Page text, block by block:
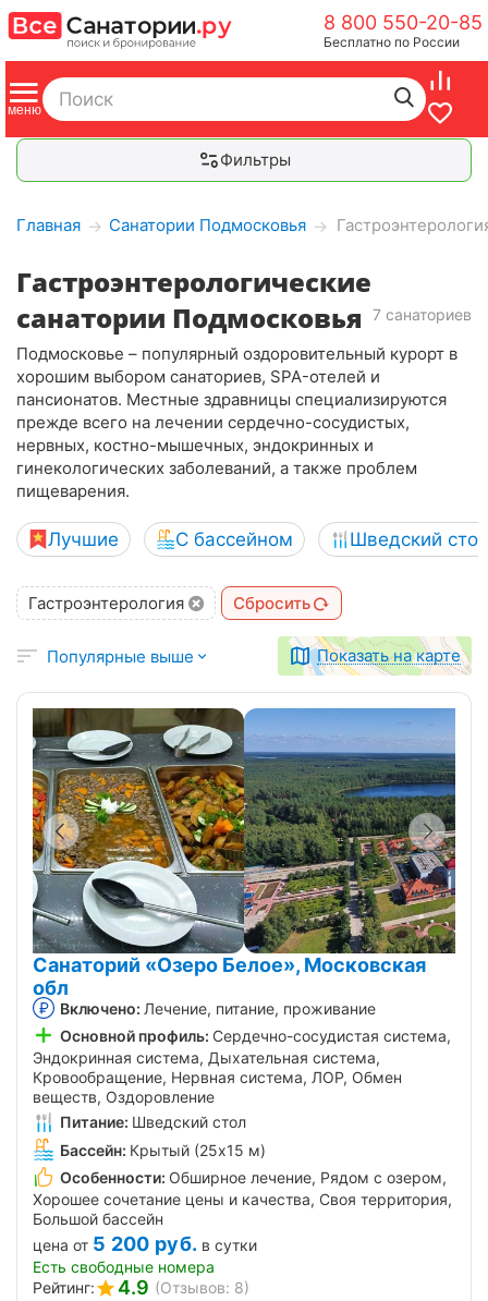
8 800 550-20-85
Бесплатно по России
Фильтры
Главная → Санатории Подмосковья →
Гастроэнтерологические
санатории Подмосковья
7 санаториев
Подмосковье – популярный оздоровительный курорт в
хорошим выбором санаториев, SPA-отелей и
пансионатов. Местные здравницы специализируются
прежде всего на лечении сердечно-сосудистых,
нервных, костно-мышечных, эндокринных и
гинекологических заболеваний, а также проблем
пищеварения.
Лучшие С бассейном Шведский стол
Гастроэнтерология Сбросить
Популярные выше Показать на карте
Санаторий «Озеро Белое», Московская
обл
Включено: Лечение, питание, проживание
Основной профиль: Сердечно-сосудистая система,
Эндокринная система, Дыхательная система,
Кровообращение, Нервная система, ЛОР, Обмен
веществ, Оздоровление
Питание: Шведский стол
Бассейн: Крытый (25х15 м)
Особенности: Обширное лечение, Рядом с озером,
Хорошее сочетание цены и качества, Своя территория,
Большой бассейн
цена от 5 200 руб. в сутки
Есть свободные номера
Рейтинг:
4.9 (Отзывов: 8)